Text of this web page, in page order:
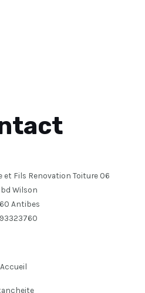
et Fils Renovation Toiture 06
Wilson
Antibes
Accueil